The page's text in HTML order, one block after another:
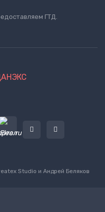
ГТД.
Studio и Андрей Беляков